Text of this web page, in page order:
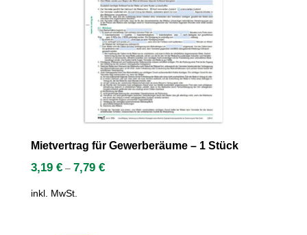
Mietvertrag für Gewerberäume – 1 Stück
3,19 €– 7,79 €
inkl. MwSt.